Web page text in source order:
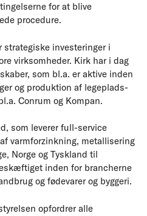
for at blive
procedure.
investeringer i
virksomheder. Kirk har i dag
som bl.a. er aktive inden
og produktion af legeplads-
Conrum og Kompan.
som leverer full-service
varmforzinkning, metallisering
Norge og Tyskland til
inden for brancherne
og fødevarer og byggeri.
opfordrer alle